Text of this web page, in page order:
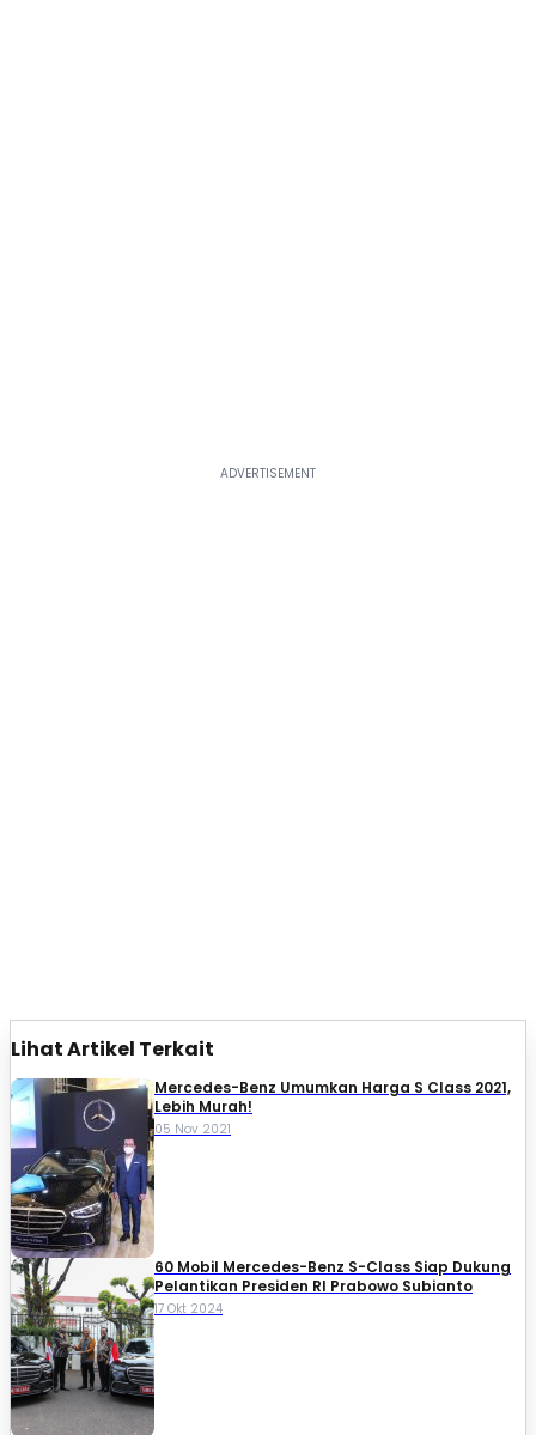
Lihat Artikel Terkait
Mercedes-Benz Umumkan Harga S Class 2021,
Lebih Murah!
05 Nov 2021
60 Mobil Mercedes-Benz S-Class Siap Dukung
Pelantikan Presiden RI Prabowo Subianto
17 Okt 2024